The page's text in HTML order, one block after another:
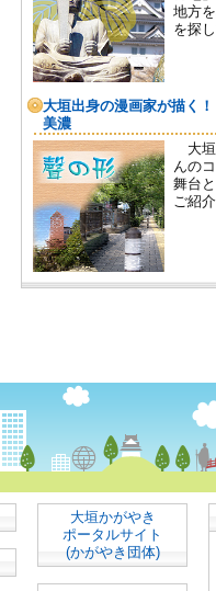
大垣かがやき
ポータルサイト
(かがやき団体)